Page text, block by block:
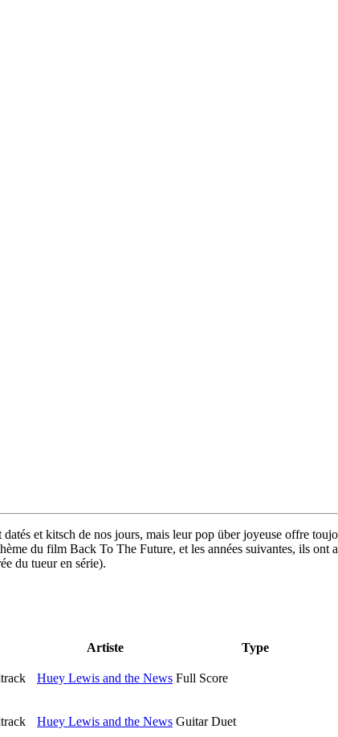
et kitsch de nos jours, mais leur pop über joyeuse offre
du film Back To The Future, et les années suivantes, ils
du tueur en série).
Artiste Type
Huey Lewis and the News Full Score
Huey Lewis and the News Guitar Duet